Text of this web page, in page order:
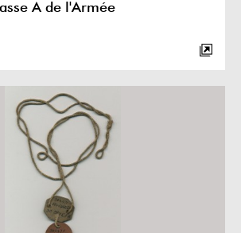
A de l'Armée